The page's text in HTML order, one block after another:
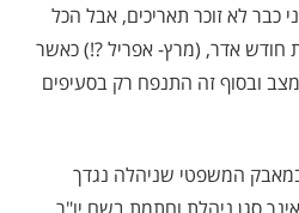
כבר לא זוכר תאריכים, אבל הכל
חודש אדר, (מרץ- אפריל ?!) כאשר
ובסוף זה התנפח רק בסעיפים
במאבק המשפטי שניהלה נגדך